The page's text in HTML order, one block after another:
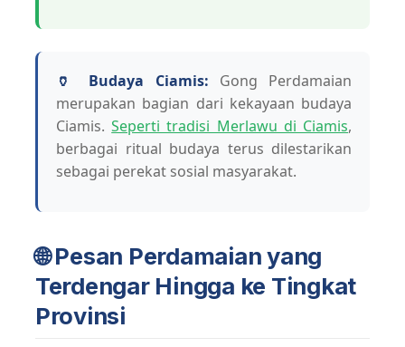
🏺 Budaya Ciamis: Gong Perdamaian
merupakan bagian dari kekayaan budaya
Ciamis.Seperti tradisi Merlawu di Ciamis,
berbagai ritual budaya terus dilestarikan
sebagai perekat sosial masyarakat.
🌐 Pesan Perdamaian yang
Terdengar Hingga ke Tingkat
Provinsi